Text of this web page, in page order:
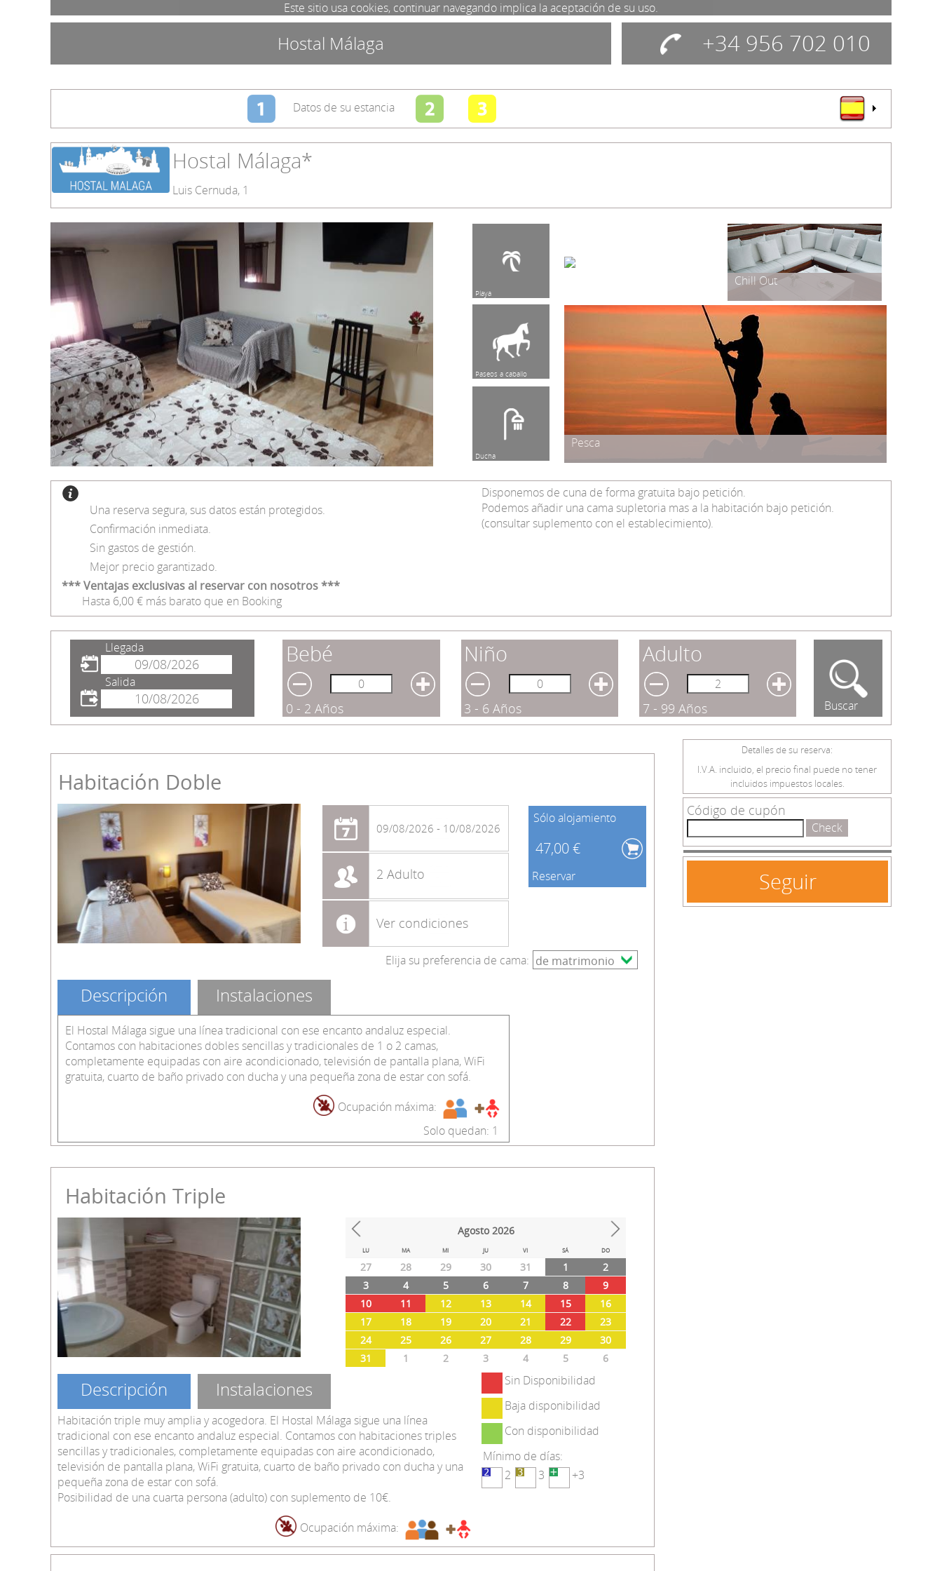
Este sitio usa cookies, continuar navegando implica la aceptación de su uso.
Hostal Málaga +34 956 702 010
Datos de su estancia
Hostal Málaga*
Luis Cernuda, 1
Vela Microondas Calefacción Playa
Chill Out
Parada Bus
Pesca
Ducha
Una reserva segura, sus datos están protegidos.
Confirmación inmediata.
Sin gastos de gestión.
Mejor precio garantizado.
Disponemos de cuna de forma gratuita bajo petición.
Podemos añadir una cama supletoria mas a la habitación bajo petición.
(consultar suplemento con el establecimiento).
*** Ventajas exclusivas al reservar con nosotros ***
Hasta 6,00 € más barato que en Booking
Llegada
Salida
Bebé
0 - 2 Años
Niño
3 - 6 Años
Adulto
7 - 99 Años Buscar
Habitación Doble
09/08/2026 - 10/08/2026
2 Adulto
Ver condiciones
Sólo alojamiento
47,00 €
Reservar
Elija su preferencia de cama:
Descripción Instalaciones
El Hostal Málaga sigue una línea tradicional con ese encanto andaluz especial.
Contamos con habitaciones dobles sencillas y tradicionales de 1 o 2 camas,
completamente equipadas con aire acondicionado, televisión de pantalla plana, WiFi
gratuita, cuarto de baño privado con ducha y una pequeña zona de estar con sofá.
Ocupación máxima:
Solo quedan: 1
Habitación Triple
Prev Next
Agosto 2026
LU MA MI JU VI SÁ DO
27 28 29 30 31 1
2
3
4 5 6 7 8
9
10
11 12 13 14 15
16
17
18 19 20 21 22
23
24
25 26 27 28 29
30
31
1 2 3 4 5 6
Sin Disponibilidad
Baja disponibilidad
Con disponibilidad
Mínimo de días:
2
3 +3
Descripción Instalaciones
Habitación triple muy amplia y acogedora. El Hostal Málaga sigue una línea
tradicional con ese encanto andaluz especial. Contamos con habitaciones triples
sencillas y tradicionales, completamente equipadas con aire acondicionado,
televisión de pantalla plana, WiFi gratuita, cuarto de baño privado con ducha y una
pequeña zona de estar con sofá.
Posibilidad de una cuarta persona (adulto) con suplemento de 10€.
Ocupación máxima:
Detalles de su reserva:
I.V.A. incluido, el precio final puede no tener
incluidos impuestos locales.
Código de cupón
Check